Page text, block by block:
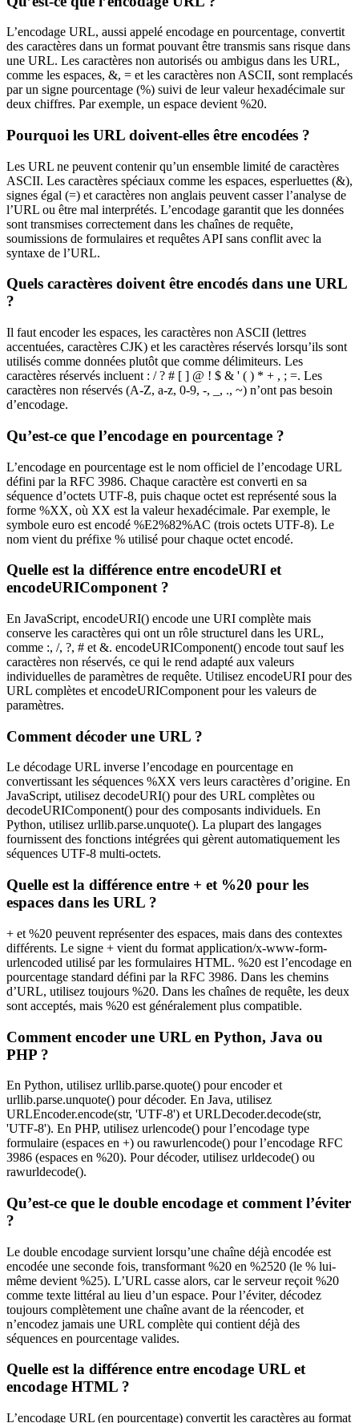
L’encodage URL, aussi appelé encodage en pourcentage, convertit
des caractères dans un format pouvant être transmis sans risque dans
une URL. Les caractères non autorisés ou ambigus dans les URL,
comme les espaces, &, = et les caractères non ASCII, sont remplacés
par un signe pourcentage (%) suivi de leur valeur hexadécimale sur
deux chiffres. Par exemple, un espace devient %20.
Pourquoi les URL doivent-elles être encodées ?
Les URL ne peuvent contenir qu’un ensemble limité de caractères
ASCII. Les caractères spéciaux comme les espaces, esperluettes (&),
signes égal (=) et caractères non anglais peuvent casser l’analyse de
l’URL ou être mal interprétés. L’encodage garantit que les données
sont transmises correctement dans les chaînes de requête,
soumissions de formulaires et requêtes API sans conflit avec la
syntaxe de l’URL.
Quels caractères doivent être encodés dans une URL
?
Il faut encoder les espaces, les caractères non ASCII (lettres
accentuées, caractères CJK) et les caractères réservés lorsqu’ils sont
utilisés comme données plutôt que comme délimiteurs. Les
caractères réservés incluent : / ? # [ ] @ ! $ & ' ( ) * + , ; =. Les
caractères non réservés (A-Z, a-z, 0-9, -, _, ., ~) n’ont pas besoin
d’encodage.
Qu’est-ce que l’encodage en pourcentage ?
L’encodage en pourcentage est le nom officiel de l’encodage URL
défini par la RFC 3986. Chaque caractère est converti en sa
séquence d’octets UTF-8, puis chaque octet est représenté sous la
forme %XX, où XX est la valeur hexadécimale. Par exemple, le
symbole euro est encodé %E2%82%AC (trois octets UTF-8). Le
nom vient du préfixe % utilisé pour chaque octet encodé.
Quelle est la différence entre encodeURI et
encodeURIComponent ?
En JavaScript, encodeURI() encode une URI complète mais
conserve les caractères qui ont un rôle structurel dans les URL,
comme :, /, ?, # et &. encodeURIComponent() encode tout sauf les
caractères non réservés, ce qui le rend adapté aux valeurs
individuelles de paramètres de requête. Utilisez encodeURI pour des
URL complètes et encodeURIComponent pour les valeurs de
paramètres.
Comment décoder une URL ?
Le décodage URL inverse l’encodage en pourcentage en
convertissant les séquences %XX vers leurs caractères d’origine. En
JavaScript, utilisez decodeURI() pour des URL complètes ou
decodeURIComponent() pour des composants individuels. En
Python, utilisez urllib.parse.unquote(). La plupart des langages
fournissent des fonctions intégrées qui gèrent automatiquement les
séquences UTF-8 multi-octets.
Quelle est la différence entre + et %20 pour les
espaces dans les URL ?
+ et %20 peuvent représenter des espaces, mais dans des contextes
différents. Le signe + vient du format application/x-www-form-
urlencoded utilisé par les formulaires HTML. %20 est l’encodage en
pourcentage standard défini par la RFC 3986. Dans les chemins
d’URL, utilisez toujours %20. Dans les chaînes de requête, les deux
sont acceptés, mais %20 est généralement plus compatible.
Comment encoder une URL en Python, Java ou
PHP ?
En Python, utilisez urllib.parse.quote() pour encoder et
urllib.parse.unquote() pour décoder. En Java, utilisez
URLEncoder.encode(str, 'UTF-8') et URLDecoder.decode(str,
'UTF-8'). En PHP, utilisez urlencode() pour l’encodage type
formulaire (espaces en +) ou rawurlencode() pour l’encodage RFC
3986 (espaces en %20). Pour décoder, utilisez urldecode() ou
rawurldecode().
Qu’est-ce que le double encodage et comment l’éviter
?
Le double encodage survient lorsqu’une chaîne déjà encodée est
encodée une seconde fois, transformant %20 en %2520 (le % lui-
même devient %25). L’URL casse alors, car le serveur reçoit %20
comme texte littéral au lieu d’un espace. Pour l’éviter, décodez
toujours complètement une chaîne avant de la réencoder, et
n’encodez jamais une URL complète qui contient déjà des
séquences en pourcentage valides.
Quelle est la différence entre encodage URL et
encodage HTML ?
L’encodage URL (en pourcentage) convertit les caractères au format